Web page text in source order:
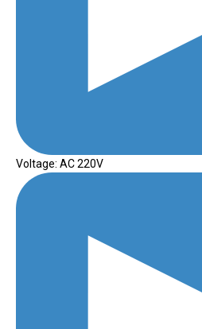
Voltage: AC 220V